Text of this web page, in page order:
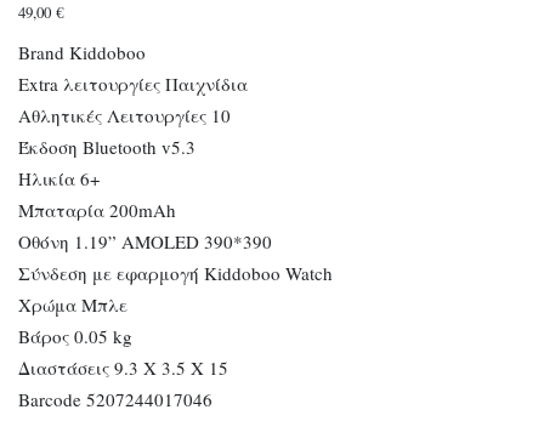
49,00 €
Brand Kiddoboo
Extra λειτουργίες Παιχνίδια
Αθλητικές Λειτουργίες 10
Έκδοση Bluetooth v5.3
Ηλικία 6+
Μπαταρία 200mAh
Οθόνη 1.19” AMOLED 390*390
Σύνδεση με εφαρμογή Kiddoboo Watch
Χρώμα Μπλε
Βάρος 0.05 kg
Διαστάσεις 9.3 X 3.5 X 15
Barcode 5207244017046